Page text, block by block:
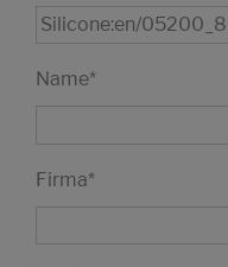
Name*
Firma*